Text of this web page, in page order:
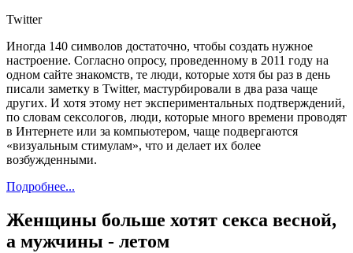
Twitter
Иногда 140 символов достаточно, чтобы создать нужное
настроение. Согласно опросу, проведенному в 2011 году на
одном сайте знакомств, те люди, которые хотя бы раз в день
писали заметку в Twitter, мастурбировали в два раза чаще
других. И хотя этому нет экспериментальных подтверждений,
по словам сексологов, люди, которые много времени проводят
в Интернете или за компьютером, чаще подвергаются
«визуальным стимулам», что и делает их более
возбужденными.
Подробнее...
Женщины больше хотят секса весной,
а мужчины - летом